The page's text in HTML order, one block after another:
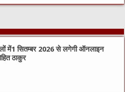
में1 सितम्बर 2026 से लगेगी ऑनलाइन
ठाकुर